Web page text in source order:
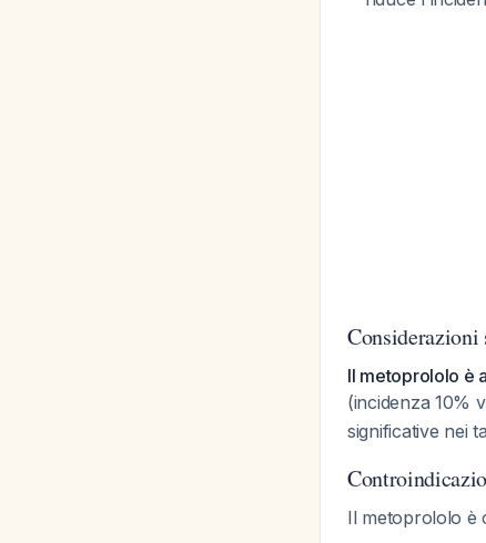
Considerazioni
Il metoprololo è
(incidenza 10%
significative nei
Il metoprololo è